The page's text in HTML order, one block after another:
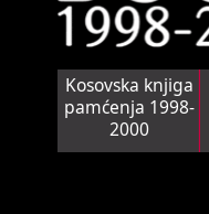
Kosovska knjiga
pamćenja 1998-
2000